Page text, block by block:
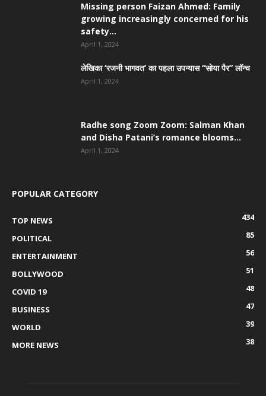
Missing person Faizan Ahmed: Family
growing increasingly concerned for his
safety...
April 1, 2024
लेखिका ‘रजनी भागवत’ का पहला उपन्यास “सोया पैर” लॉन्च
April 1, 2024
Radhe song Zoom Zoom: Salman Khan
and Disha Patani’s romance blooms...
April 1, 2024
POPULAR CATEGORY
TOP NEWS
434
POLITICAL
85
ENTERTAINMENT
56
BOLLYWOOD
51
COVID 19
48
BUSINESS
47
WORLD
39
MORE NEWS
38